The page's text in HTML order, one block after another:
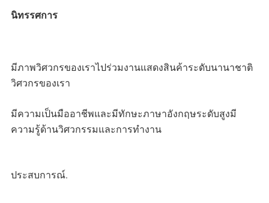
นิทรรศการ
มีภาพวิศวกรของเราไปร่วมงานแสดงสินค้าระดับนานาชาติ
วิศวกรของเรา
มีความเป็นมืออาชีพและมีทักษะภาษาอังกฤษระดับสูงมี
ความรู้ด้านวิศวกรรมและการทำงาน
ประสบการณ์.